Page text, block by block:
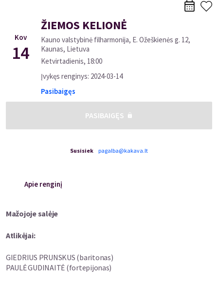
Kov
14
ŽIEMOS KELIONĖ
Kauno valstybinė filharmonija, E. Ožeškienės g. 12,
Kaunas, Lietuva
Ketvirtadienis, 18:00
Įvykęs renginys: 2024-03-14
Pasibaigęs
PASIBAIGĘS
Susisiek pagalba@kakava.lt
Apie renginį
Mažojoje salėje
Atlikėjai:
GIEDRIUS PRUNSKUS (baritonas)
PAULĖ GUDINAITĖ (fortepijonas)